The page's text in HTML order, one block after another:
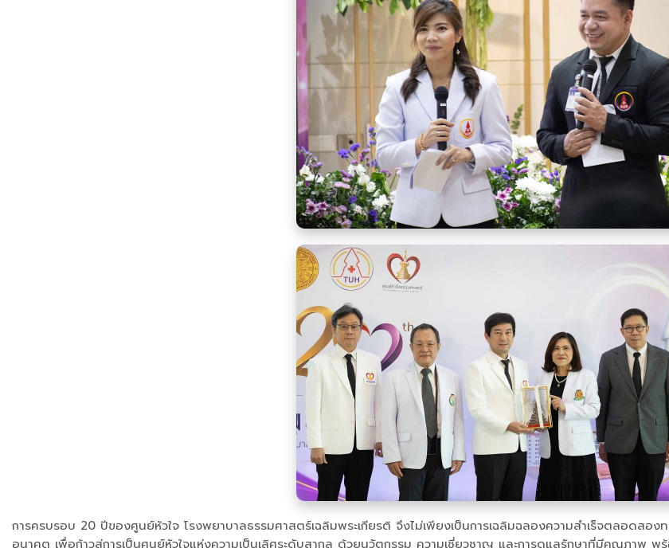
การครบรอบ 20 ปีของศูนย์หัวใจ โรงพยาบาลธรรมศาสตร์เฉลิมพระเกียรติ จึงไม่เพียงเป็นการเฉลิมฉลองความสำเร็จตลอดสอ
อนาคต เพื่อก้าวสู่การเป็นศูนย์หัวใจแห่งความเป็นเลิศระดับสากล ด้วยนวัตกรรม ความเชี่ยวชาญ และการดูแลรักษาที่มีคุณภาพ